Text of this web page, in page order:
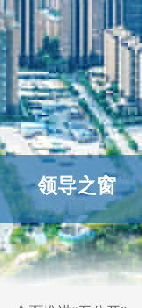
领导之窗